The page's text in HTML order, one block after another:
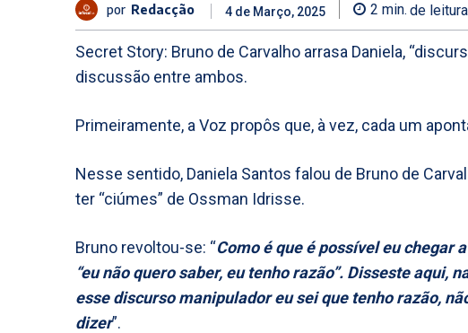
por Redacção 4 de Março, 2025 2 min. de leitura
Secret Story: Bruno de Carvalho arrasa Daniela,
discussão entre ambos.
Primeiramente, a Voz propôs que, à vez, cada um
Nesse sentido, Daniela Santos falou de Bruno de
ter “ciúmes” de Ossman Idrisse.
Bruno revoltou-se: “Como é que é possível eu chegar
“eu não quero saber, eu tenho razão”. Disseste aqui,
esse discurso manipulador eu sei que tenho razão,
dizer”.